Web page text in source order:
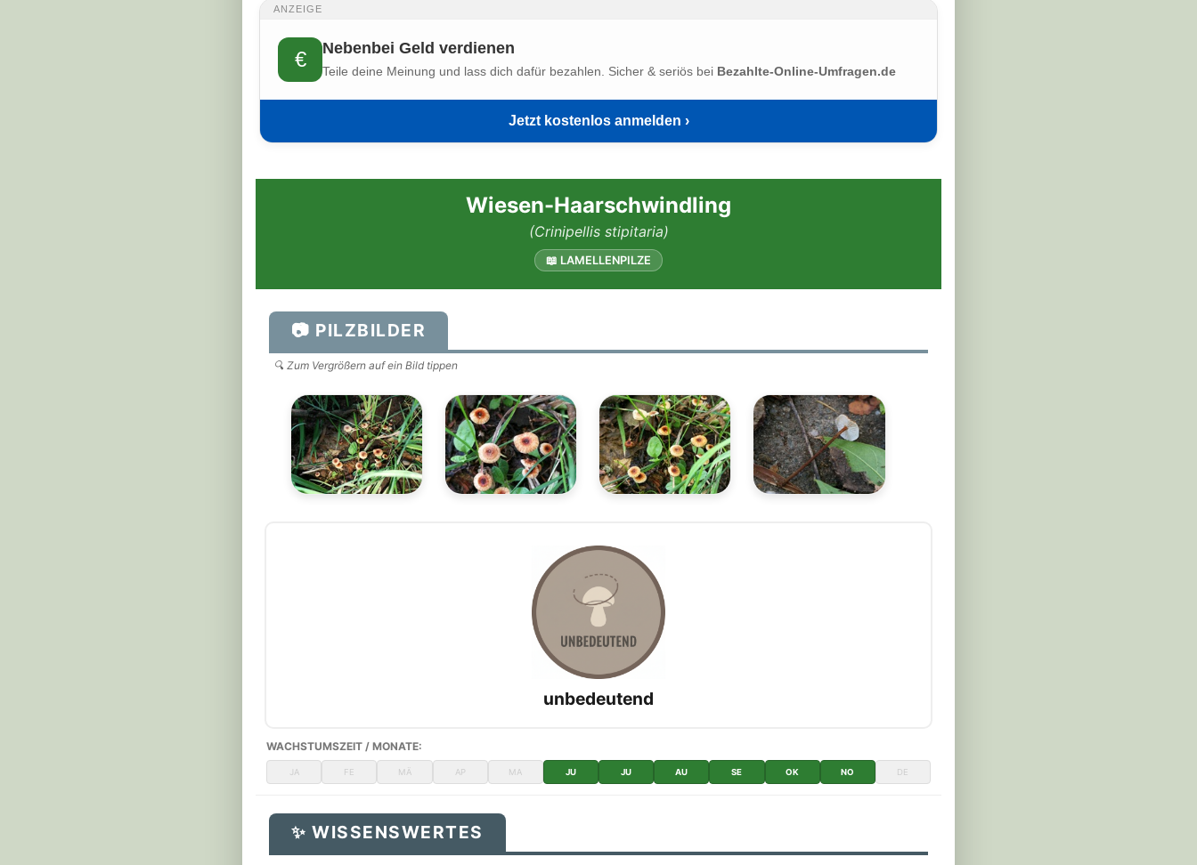
ANZEIGE
€ Nebenbei Geld verdienen
Teile deine Meinung und lass dich dafür bezahlen. Sicher & seriös bei Bezahlte-Online-Umfragen.de
Jetzt kostenlos anmelden ›
Wiesen-Haarschwindling
(Crinipellis stipitaria)
📖 LAMELLENPILZE
📷 PILZBILDER
🔍 Zum Vergrößern auf ein Bild tippen
unbedeutend
WACHSTUMSZEIT / MONATE:
JA FE MÄ AP MA JU JU AU SE OK NO DE
✨ WISSENSWERTES